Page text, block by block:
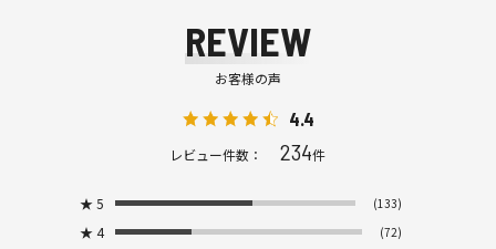
REVIEW
お客様の声
4.4
レビュー件数： 234件
★ 5 (133)
★ 4 (72)